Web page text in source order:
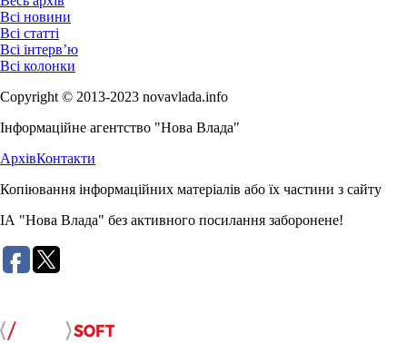
Всі новини
Всі статті
Всі інтерв’ю
Всі колонки
Copyright © 2013-2023 novavlada.info
Інформаційне агентство "Нова Влада"
АрхівКонтакти
Копіювання інформаційних матеріалів або їх частини з сайту
ІА "Нова Влада" без активного посилання заборонене!